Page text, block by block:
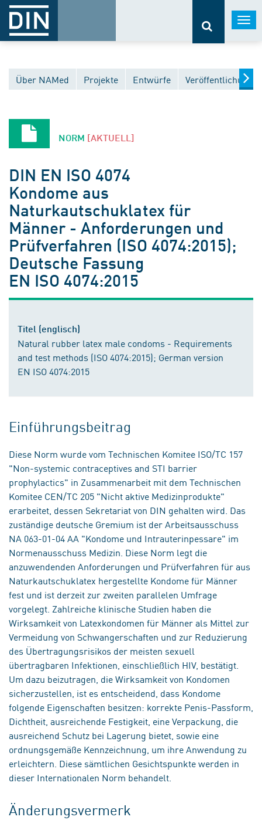
Über NAMed Projekte Entwürfe
NORM [AKTUELL]
DIN EN ISO 4074
Kondome aus
Naturkautschuklatex für
Männer - Anforderungen und
Prüfverfahren (ISO 4074:2015);
Deutsche Fassung
EN ISO 4074:2015
Titel (englisch)
Natural rubber latex male condoms - Requirements
and test methods (ISO 4074:2015); German version
EN ISO 4074:2015
Einführungsbeitrag
Diese Norm wurde vom Technischen Komitee ISO/TC 157
"Non-systemic contraceptives and STI barrier
prophylactics" in Zusammenarbeit mit dem Technischen
Komitee CEN/TC 205 "Nicht aktive Medizinprodukte"
erarbeitet, dessen Sekretariat von DIN gehalten wird. Das
zuständige deutsche Gremium ist der Arbeitsausschuss
NA 063-01-04 AA "Kondome und Intrauterinpessare" im
Normenausschuss Medizin. Diese Norm legt die
anzuwendenden Anforderungen und Prüfverfahren für aus
Naturkautschuklatex hergestellte Kondome für Männer
fest und ist derzeit zur zweiten parallelen Umfrage
vorgelegt. Zahlreiche klinische Studien haben die
Wirksamkeit von Latexkondomen für Männer als Mittel zur
Vermeidung von Schwangerschaften und zur Reduzierung
des Übertragungsrisikos der meisten sexuell
übertragbaren Infektionen, einschließlich HIV, bestätigt.
Um dazu beizutragen, die Wirksamkeit von Kondomen
sicherzustellen, ist es entscheidend, dass Kondome
folgende Eigenschaften besitzen: korrekte Penis-Passform,
Dichtheit, ausreichende Festigkeit, eine Verpackung, die
ausreichend Schutz bei Lagerung bietet, sowie eine
ordnungsgemäße Kennzeichnung, um ihre Anwendung zu
erleichtern. Diese sämtlichen Gesichtspunkte werden in
dieser Internationalen Norm behandelt.
Änderungsvermerk